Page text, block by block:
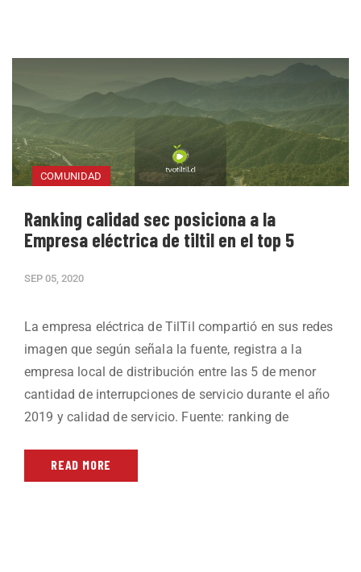
COMUNIDAD
Ranking calidad sec posiciona a la
Empresa eléctrica de tiltil en el top 5
SEP 05, 2020
La empresa eléctrica de TilTil compartió en sus redes
imagen que según señala la fuente, registra a la
empresa local de distribución entre las 5 de menor
cantidad de interrupciones de servicio durante el año
2019 y calidad de servicio. Fuente: ranking de
READ MORE